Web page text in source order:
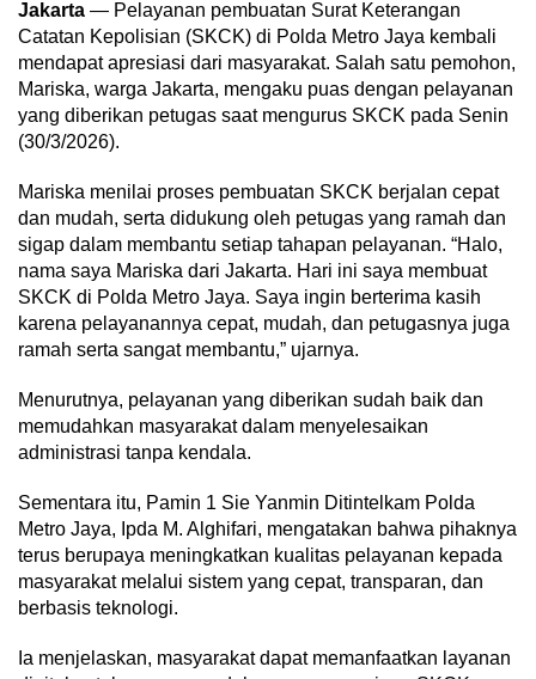
Jakarta — Pelayanan pembuatan Surat Keterangan
Catatan Kepolisian (SKCK) di Polda Metro Jaya kembali
mendapat apresiasi dari masyarakat. Salah satu pemohon,
Mariska, warga Jakarta, mengaku puas dengan pelayanan
yang diberikan petugas saat mengurus SKCK pada Senin
(30/3/2026).
Mariska menilai proses pembuatan SKCK berjalan cepat
dan mudah, serta didukung oleh petugas yang ramah dan
sigap dalam membantu setiap tahapan pelayanan. “Halo,
nama saya Mariska dari Jakarta. Hari ini saya membuat
SKCK di Polda Metro Jaya. Saya ingin berterima kasih
karena pelayanannya cepat, mudah, dan petugasnya juga
ramah serta sangat membantu,” ujarnya.
Menurutnya, pelayanan yang diberikan sudah baik dan
memudahkan masyarakat dalam menyelesaikan
administrasi tanpa kendala.
Sementara itu, Pamin 1 Sie Yanmin Ditintelkam Polda
Metro Jaya, Ipda M. Alghifari, mengatakan bahwa pihaknya
terus berupaya meningkatkan kualitas pelayanan kepada
masyarakat melalui sistem yang cepat, transparan, dan
berbasis teknologi.
Ia menjelaskan, masyarakat dapat memanfaatkan layanan